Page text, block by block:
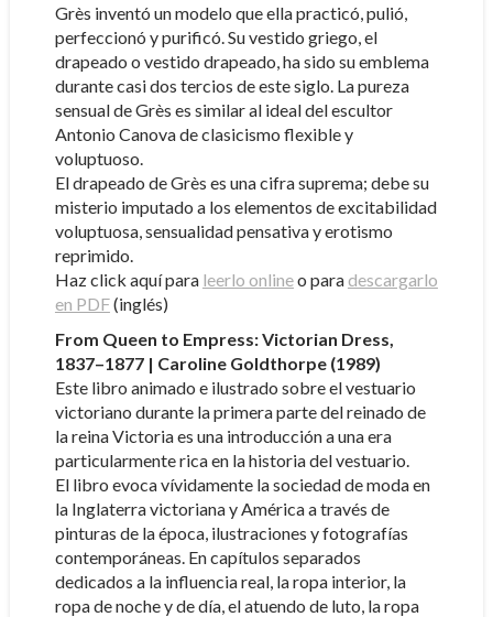
Grès inventó un modelo que ella practicó, pulió,
perfeccionó y purificó. Su vestido griego, el
drapeado o vestido drapeado, ha sido su emblema
durante casi dos tercios de este siglo. La pureza
sensual de Grès es similar al ideal del escultor
Antonio Canova de clasicismo flexible y
voluptuoso.
El drapeado de Grès es una cifra suprema; debe su
misterio imputado a los elementos de excitabilidad
voluptuosa, sensualidad pensativa y erotismo
reprimido.
Haz click aquí para leerlo onlineo para descargarlo
en PDF(inglés)
From Queen to Empress: Victorian Dress,
1837–1877 | Caroline Goldthorpe (1989)
Este libro animado e ilustrado sobre el vestuario
victoriano durante la primera parte del reinado de
la reina Victoria es una introducción a una era
particularmente rica en la historia del vestuario.
El libro evoca vívidamente la sociedad de moda en
la Inglaterra victoriana y América a través de
pinturas de la época, ilustraciones y fotografías
contemporáneas. En capítulos separados
dedicados a la influencia real, la ropa interior, la
ropa de noche y de día, el atuendo de luto, la ropa